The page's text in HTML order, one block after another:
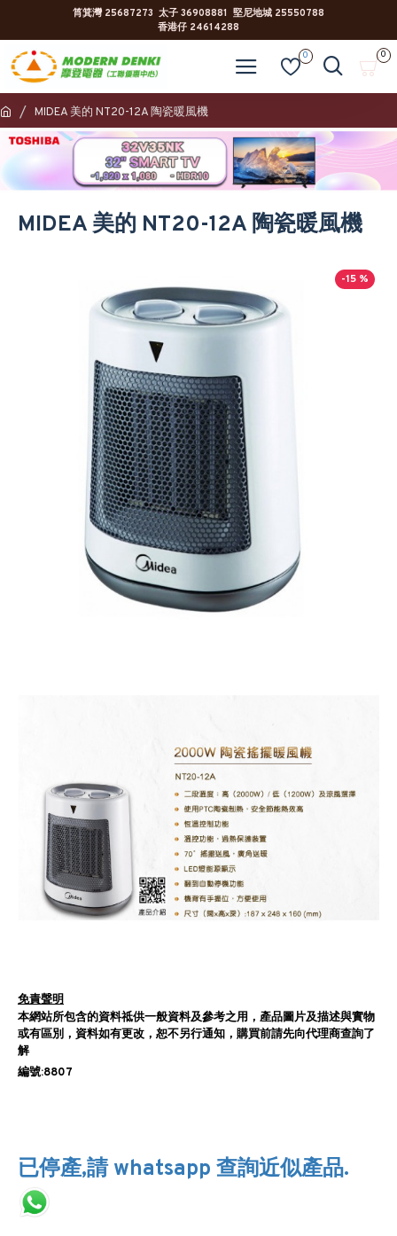
筲箕灣 25687273 太子 36908881 堅尼地城 25550788
香港仔 24614288
0 0
MIDEA 美的 NT20-12A 陶瓷暖風機
MIDEA 美的 NT20-12A 陶瓷暖風機
-15 %
免責聲明
本網站所包含的資料祗供一般資料及參考之用，產品圖片及描述與實物
或有區別，資料如有更改，恕不另行通知，購買前請先向代理商查詢了
解
編號:8807
已停產,請 whatsapp 查詢近似產品.